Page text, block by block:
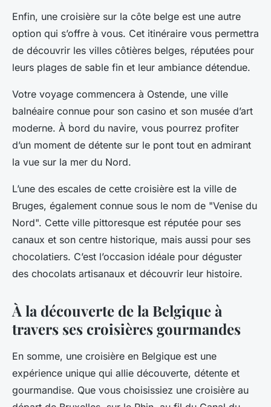
Enfin, une croisière sur la côte belge est une autre
option qui s’offre à vous. Cet itinéraire vous permettra
de découvrir les villes côtières belges, réputées pour
leurs plages de sable fin et leur ambiance détendue.
Votre voyage commencera à Ostende, une ville
balnéaire connue pour son casino et son musée d’art
moderne. À bord du navire, vous pourrez profiter
d’un moment de détente sur le pont tout en admirant
la vue sur la mer du Nord.
L’une des escales de cette croisière est la ville de
Bruges, également connue sous le nom de "Venise du
Nord". Cette ville pittoresque est réputée pour ses
canaux et son centre historique, mais aussi pour ses
chocolatiers. C’est l’occasion idéale pour déguster
des chocolats artisanaux et découvrir leur histoire.
À la découverte de la Belgique à
travers ses croisières gourmandes
En somme, une croisière en Belgique est une
expérience unique qui allie découverte, détente et
gourmandise. Que vous choisissiez une croisière au